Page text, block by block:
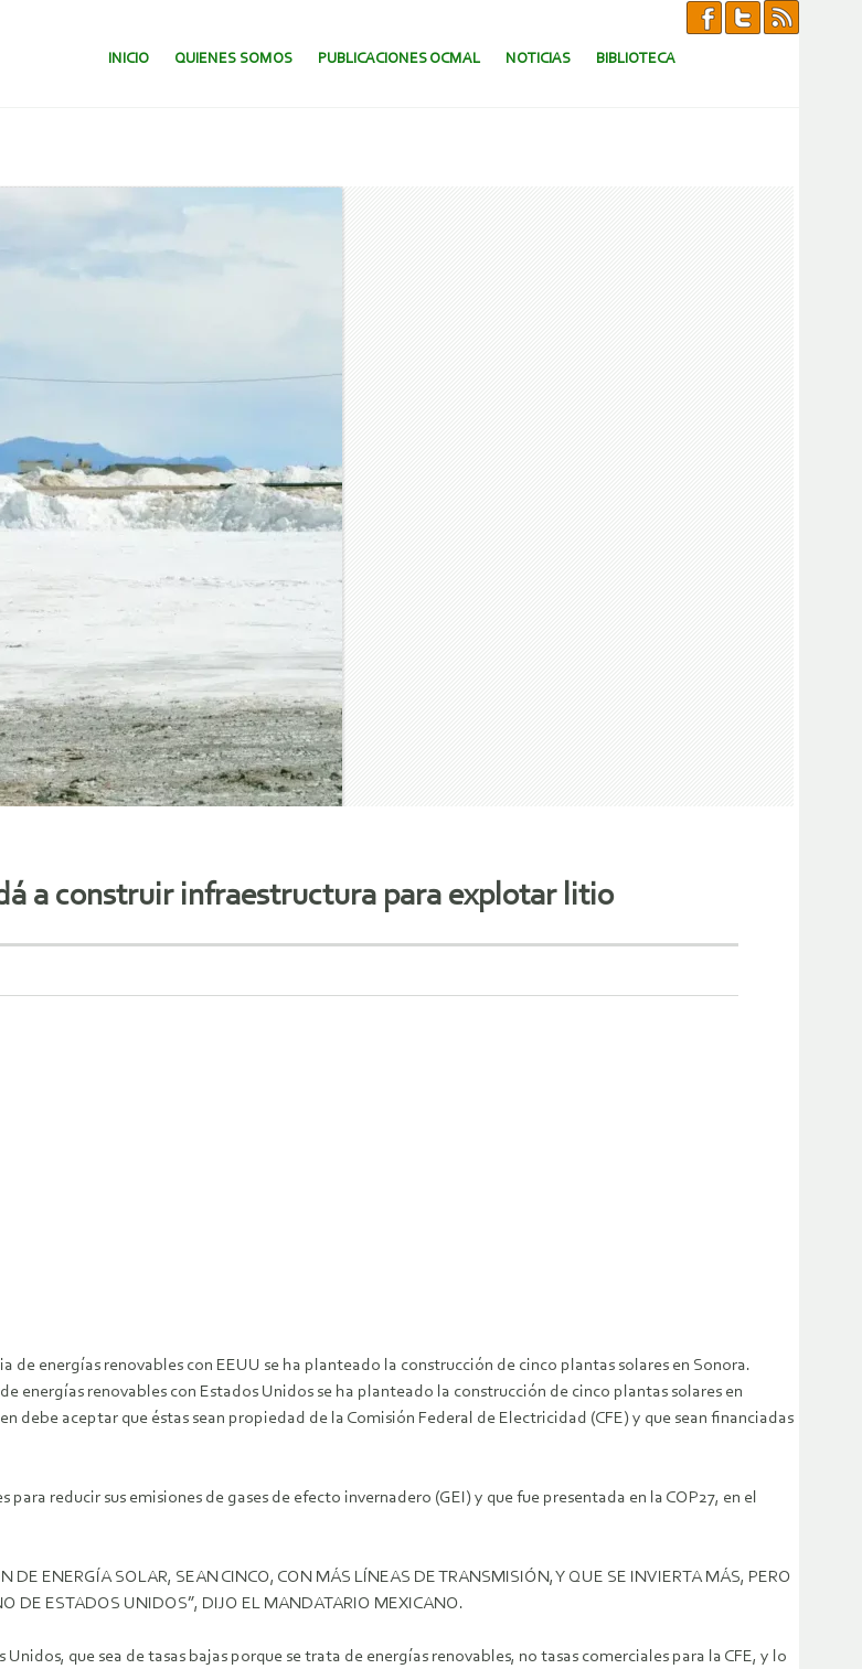
SALTAR AL CONTENIDO.
INICIO QUIENES SOMOS PUBLICACIONES OCMAL NOTICIAS BIBLIOTECA
a construir infraestructura para explotar litio
energías renovables con EEUU se ha planteado la construcción de cinco plantas solares en Sonora.
energías renovables con Estados Unidos se ha planteado la construcción de cinco plantas solares en
debe aceptar que éstas sean propiedad de la Comisión Federal de Electricidad (CFE) y que sean financiadas
reducir sus emisiones de gases de efecto invernadero (GEI) y que fue presentada en la COP27, en el
ENERGÍA SOLAR, SEAN CINCO, CON MÁS LÍNEAS DE TRANSMISIÓN, Y QUE SE INVIERTA MÁS, PERO
DE ESTADOS UNIDOS”, DIJO EL MANDATARIO MEXICANO.
que sea de tasas bajas porque se trata de energías renovables, no tasas comerciales para la CFE, y lo